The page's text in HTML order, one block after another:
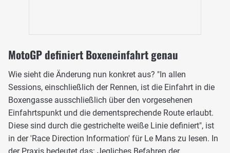
MotoGP definiert Boxeneinfahrt genau
Wie sieht die Änderung nun konkret aus? "In allen
Sessions, einschließlich der Rennen, ist die Einfahrt in die
Boxengasse ausschließlich über den vorgesehenen
Einfahrtspunkt und die dementsprechende Route erlaubt.
Diese sind durch die gestrichelte weiße Linie definiert", ist
in der 'Race Direction Information' für Le Mans zu lesen. In
der Praxis bedeutet das: Jegliches Befahren der